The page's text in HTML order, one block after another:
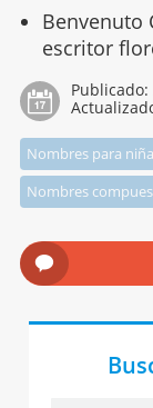
Benvenuto
escritor
Publicado:
Nombres para
Nombres